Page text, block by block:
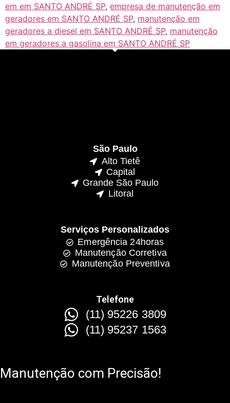
em em SANTO ANDRÉ SP, empresa de manutenção em
geradores em SANTO ANDRÉ SP, manutenção em
geradores a diesel em SANTO ANDRÉ SP, manutenção
em geradores a gasolina em SANTO ANDRÉ SP
São Paulo
Alto Tietê
Capital
Grande São Paulo
Litoral
Serviços Personalizados
Emergência 24horas
Manutenção Corretiva
Manutenção Preventiva
Telefone
(11) 95226 3809
(11) 95237 1563
Manutenção com Precisão!